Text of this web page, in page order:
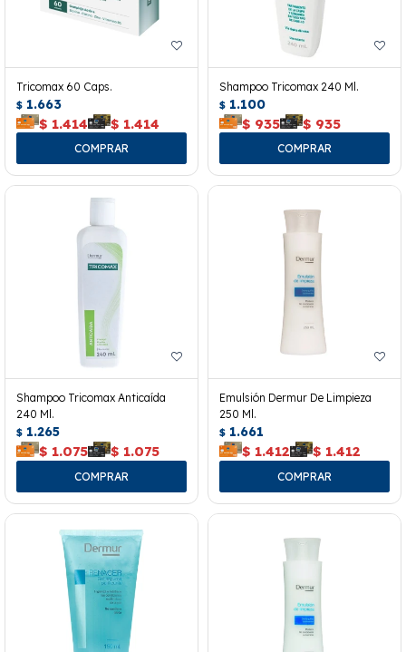
Tricomax 60 Caps.
$ 1.663
$ 1.414 $ 1.414
Shampoo Tricomax 240 Ml.
$ 1.100
$ 935 $ 935
Shampoo Tricomax Anticaída
240 Ml.
$ 1.265
$ 1.075 $ 1.075
Emulsión Dermur De Limpieza
250 Ml.
$ 1.661
$ 1.412 $ 1.412